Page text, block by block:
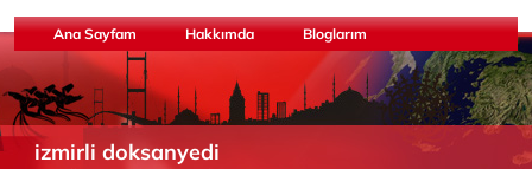
Ana Sayfam Hakkımda Bloglarım
izmirli doksanyedi